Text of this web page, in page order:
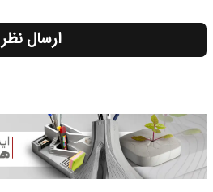
ارسال نظر